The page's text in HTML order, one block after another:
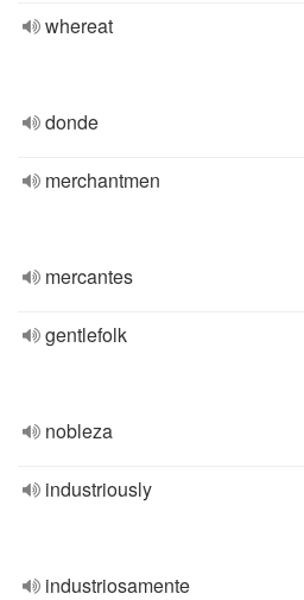
whereat
donde
merchantmen
mercantes
gentlefolk
nobleza
industriously
industriosamente